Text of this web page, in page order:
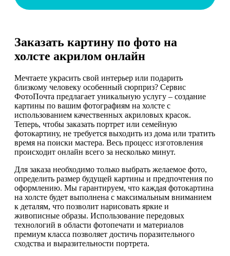
Заказать картину по фото на
холсте акрилом онлайн
Мечтаете украсить свой интерьер или подарить
близкому человеку особенный сюрприз? Сервис
ФотоПочта предлагает уникальную услугу – создание
картины по вашим фотографиям на холсте с
использованием качественных акриловых красок.
Теперь, чтобы заказать портрет или семейную
фотокартину, не требуется выходить из дома или тратить
время на поиски мастера. Весь процесс изготовления
происходит онлайн всего за несколько минут.
Для заказа необходимо только выбрать желаемое фото,
определить размер будущей картины и предпочтения по
оформлению. Мы гарантируем, что каждая фотокартина
на холсте будет выполнена с максимальным вниманием
к деталям, что позволит нарисовать яркие и
живописные образы. Использование передовых
технологий в области фотопечати и материалов
премиум класса позволяет достичь поразительного
сходства и выразительности портрета.